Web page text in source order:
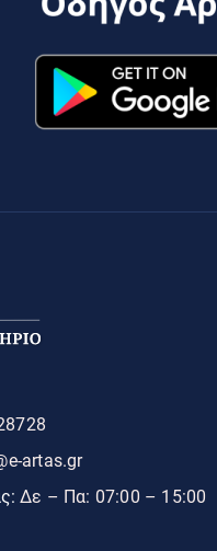
artas.gr
Δε – Πα: 07:00 – 15:00